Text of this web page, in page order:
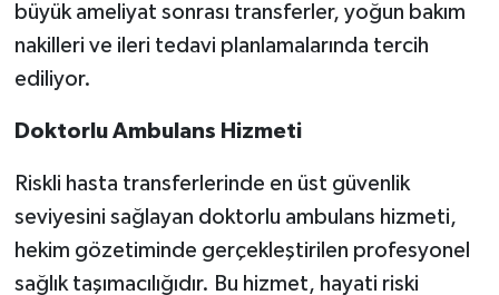
büyük ameliyat sonrası transferler, yoğun bakım
nakilleri ve ileri tedavi planlamalarında tercih
ediliyor.
Doktorlu Ambulans Hizmeti
Riskli hasta transferlerinde en üst güvenlik
seviyesini sağlayan doktorlu ambulans hizmeti,
hekim gözetiminde gerçekleştirilen profesyonel
sağlık taşımacılığıdır. Bu hizmet, hayati riski